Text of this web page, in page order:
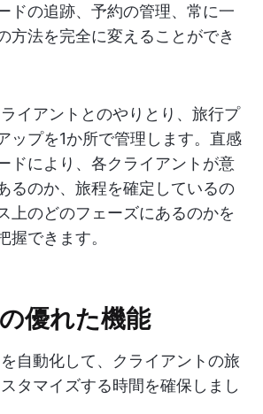
ドの追跡、予約の管理、常に一
方法を完全に変えることができ
イアントとのやりとり、旅行プ
ップを1か所で管理します。直感
ドにより、各クライアントが意
るのか、旅程を確定しているの
上のどのフェーズにあるのかを
握できます。
優れた機能
自動化して、クライアントの旅
タマイズする時間を確保しまし